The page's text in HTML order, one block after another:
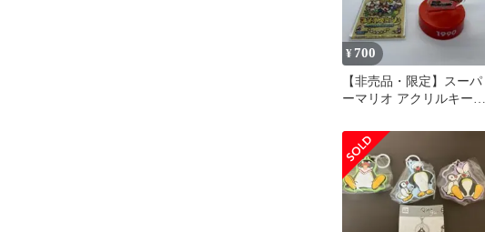
¥ 700
【非売品・限定】スーパ
ーマリオ アクリルキーホ
2点